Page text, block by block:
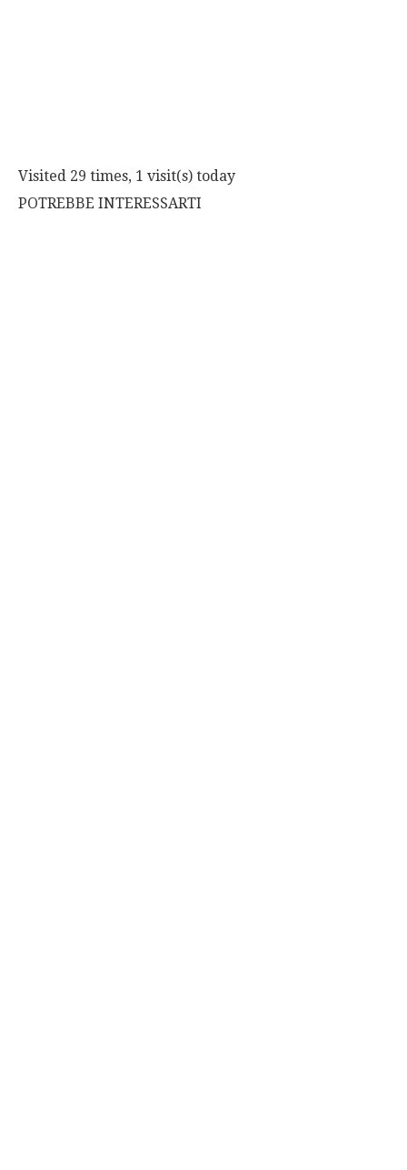
Visited 29 times, 1 visit(s) today
POTREBBE INTERESSARTI